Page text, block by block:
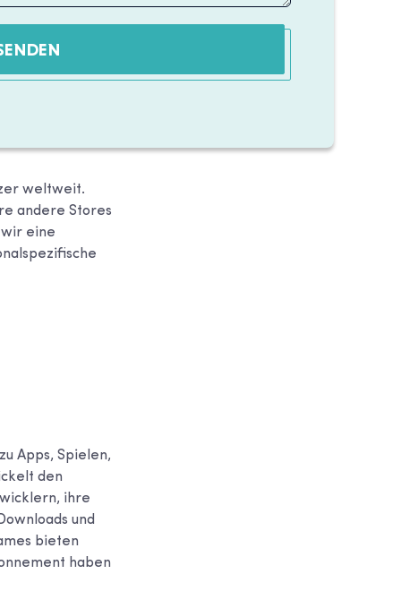
weltweit.
andere Stores
eine
Apps, Spielen,
den
ihre
und
bieten
haben